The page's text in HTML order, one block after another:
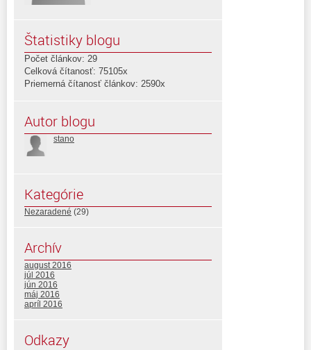
Štatistiky blogu
Počet článkov: 29
Celková čítanosť: 75105x
Priemerná čítanosť článkov: 2590x
Autor blogu
stano
Kategórie
Nezaradené (29)
Archív
august 2016
júl 2016
jún 2016
máj 2016
apríl 2016
Odkazy